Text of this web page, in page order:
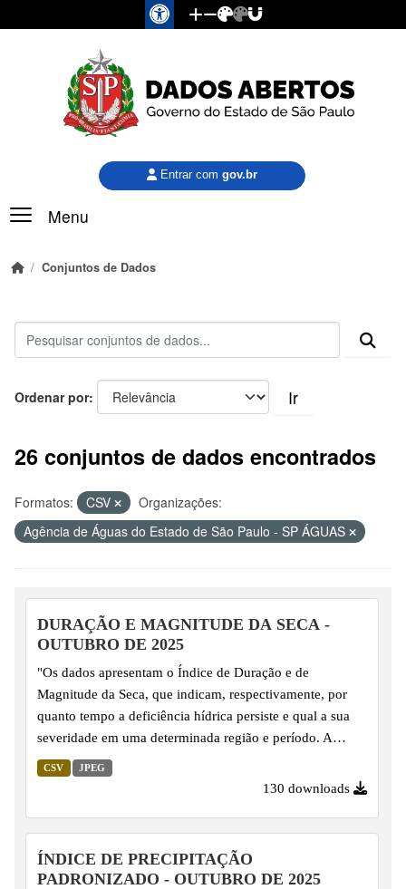
Pular para o conteúdo principal
Menu
Entrar com gov.br
Conjuntos de Dados
Ordenar por Ir
26 conjuntos de dados encontrados
Formatos: CSV
Organizações:
Agência de Águas do Estado de São Paulo - SP ÁGUAS
DURAÇÃO E MAGNITUDE DA SECA -
OUTUBRO DE 2025
"Os dados apresentam o Índice de Duração e de
Magnitude da Seca, que indicam, respectivamente, por
quanto tempo a deficiência hídrica persiste e qual a sua
severidade em uma determinada região e período. A
magnitude é calculada com base na duração e na
intensidade do déficit hídrico, ou seja, no somatório dos
CSV JPEG
130 downloads
ÍNDICE DE PRECIPITAÇÃO
PADRONIZADO - OUTUBRO DE 2025